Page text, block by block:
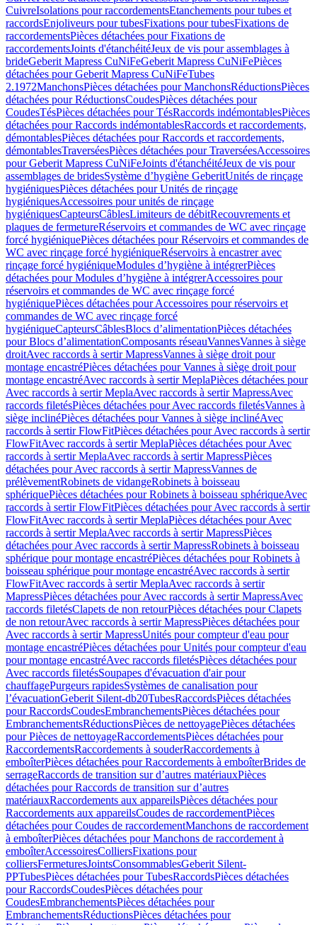
CuivreIsolations pour raccordementsEtanchements pour tubes et
raccordsEnjoliveurs pour tubesFixations pour tubesFixations de
raccordementsPièces détachées pour Fixations de
raccordementsJoints d'étanchéitéJeux de vis pour assemblages à
brideGeberit Mapress CuNiFeGeberit Mapress CuNiFePièces
détachées pour Geberit Mapress CuNiFeTubes
2.1972ManchonsPièces détachées pour ManchonsRéductionsPièces
détachées pour RéductionsCoudesPièces détachées pour
CoudesTésPièces détachées pour TésRaccords indémontablesPièces
détachées pour Raccords indémontablesRaccords et raccordements,
démontablesPièces détachées pour Raccords et raccordements,
démontablesTraverséesPièces détachées pour TraverséesAccessoires
pour Geberit Mapress CuNiFeJoints d'étanchéitéJeux de vis pour
assemblages de bridesSystème d’hygiène GeberitUnités de rinçage
hygiéniquesPièces détachées pour Unités de rinçage
hygiéniquesAccessoires pour unités de rinçage
hygiéniquesCapteursCâblesLimiteurs de débitRecouvrements et
plaques de fermetureRéservoirs et commandes de WC avec rinçage
forcé hygiéniquePièces détachées pour Réservoirs et commandes de
WC avec rinçage forcé hygiéniqueRéservoirs à encastrer avec
rinçage forcé hygiéniqueModules d’hygiène à intégrerPièces
détachées pour Modules d’hygiène à intégrerAccessoires pour
réservoirs et commandes de WC avec rinçage forcé
hygiéniquePièces détachées pour Accessoires pour réservoirs et
commandes de WC avec rinçage forcé
hygiéniqueCapteursCâblesBlocs d’alimentationPièces détachées
pour Blocs d’alimentationComposants réseauVannesVannes à siège
droitAvec raccords à sertir MapressVannes à siège droit pour
montage encastréPièces détachées pour Vannes à siège droit pour
montage encastréAvec raccords à sertir MeplaPièces détachées pour
Avec raccords à sertir MeplaAvec raccords à sertir MapressAvec
raccords filetésPièces détachées pour Avec raccords filetésVannes à
siège inclinéPièces détachées pour Vannes à siège inclinéAvec
raccords à sertir FlowFitPièces détachées pour Avec raccords à sertir
FlowFitAvec raccords à sertir MeplaPièces détachées pour Avec
raccords à sertir MeplaAvec raccords à sertir MapressPièces
détachées pour Avec raccords à sertir MapressVannes de
prélèvementRobinets de vidangeRobinets à boisseau
sphériquePièces détachées pour Robinets à boisseau sphériqueAvec
raccords à sertir FlowFitPièces détachées pour Avec raccords à sertir
FlowFitAvec raccords à sertir MeplaPièces détachées pour Avec
raccords à sertir MeplaAvec raccords à sertir MapressPièces
détachées pour Avec raccords à sertir MapressRobinets à boisseau
sphérique pour montage encastréPièces détachées pour Robinets à
boisseau sphérique pour montage encastréAvec raccords à sertir
FlowFitAvec raccords à sertir MeplaAvec raccords à sertir
MapressPièces détachées pour Avec raccords à sertir MapressAvec
raccords filetésClapets de non retourPièces détachées pour Clapets
de non retourAvec raccords à sertir MapressPièces détachées pour
Avec raccords à sertir MapressUnités pour compteur d'eau pour
montage encastréPièces détachées pour Unités pour compteur d'eau
pour montage encastréAvec raccords filetésPièces détachées pour
Avec raccords filetésSoupapes d'évacuation d'air pour
chauffagePurgeurs rapidesSystèmes de canalisation pour
l’évacuationGeberit Silent-db20TubesRaccordsPièces détachées
pour RaccordsCoudesEmbranchementsPièces détachées pour
EmbranchementsRéductionsPièces de nettoyagePièces détachées
pour Pièces de nettoyageRaccordementsPièces détachées pour
RaccordementsRaccordements à souderRaccordements à
emboîterPièces détachées pour Raccordements à emboîterBrides de
serrageRaccords de transition sur d’autres matériauxPièces
détachées pour Raccords de transition sur d’autres
matériauxRaccordements aux appareilsPièces détachées pour
Raccordements aux appareilsCoudes de raccordementPièces
détachées pour Coudes de raccordementManchons de raccordement
à emboîterPièces détachées pour Manchons de raccordement à
emboîterAccessoiresColliersFixations pour
colliersFermeturesJointsConsommablesGeberit Silent-
PPTubesPièces détachées pour TubesRaccordsPièces détachées
pour RaccordsCoudesPièces détachées pour
CoudesEmbranchementsPièces détachées pour
EmbranchementsRéductionsPièces détachées pour